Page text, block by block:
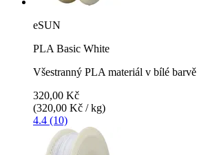
eSUN
PLA Basic White
Všestranný PLA materiál v bílé barvě
320,00 Kč
(320,00 Kč / kg)
4.4 (10)